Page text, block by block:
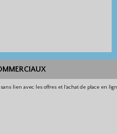
lien avec les offres et l'achat de place en